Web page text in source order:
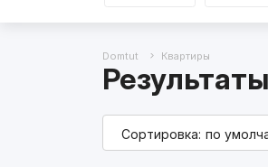
Domtut Квартиры
Сортировка: по